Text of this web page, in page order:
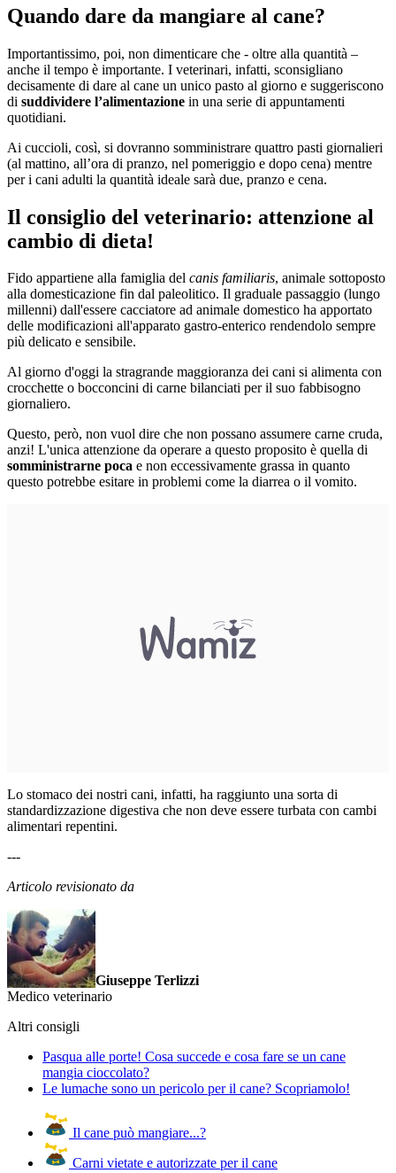
Quando dare da mangiare al cane?
Importantissimo, poi, non dimenticare che - oltre alla quantità –
anche il tempo è importante. I veterinari, infatti, sconsigliano
decisamente di dare al cane un unico pasto al giorno e suggeriscono
di suddividere l’alimentazione in una serie di appuntamenti
quotidiani.
Ai cuccioli, così, si dovranno somministrare quattro pasti giornalieri
(al mattino, all’ora di pranzo, nel pomeriggio e dopo cena) mentre
per i cani adulti la quantità ideale sarà due, pranzo e cena.
Il consiglio del veterinario: attenzione al
cambio di dieta!
Fido appartiene alla famiglia del canis familiaris, animale sottoposto
alla domesticazione fin dal paleolitico. Il graduale passaggio (lungo
millenni) dall'essere cacciatore ad animale domestico ha apportato
delle modificazioni all'apparato gastro-enterico rendendolo sempre
più delicato e sensibile.
Al giorno d'oggi la stragrande maggioranza dei cani si alimenta con
crocchette o bocconcini di carne bilanciati per il suo fabbisogno
giornaliero.
Questo, però, non vuol dire che non possano assumere carne cruda,
anzi! L'unica attenzione da operare a questo proposito è quella di
somministrarne poca e non eccessivamente grassa in quanto
questo potrebbe esitare in problemi come la diarrea o il vomito.
Lo stomaco dei nostri cani, infatti, ha raggiunto una sorta di
standardizzazione digestiva che non deve essere turbata con cambi
alimentari repentini.
---
Articolo revisionato da
Giuseppe Terlizzi
Medico veterinario
Altri consigli
Pasqua alle porte! Cosa succede e cosa fare se un cane
mangia cioccolato?
Le lumache sono un pericolo per il cane? Scopriamolo!
Il cane può mangiare...?
Carni vietate e autorizzate per il cane